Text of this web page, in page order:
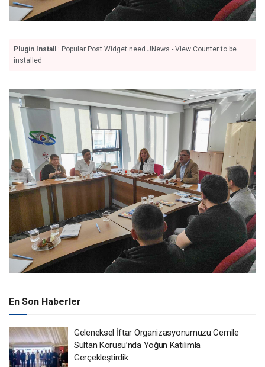
Plugin Install
: Popular Post Widget need JNews - View Counter to be
installed
En Son Haberler
Geleneksel İftar Organizasyonumuzu Cemile
Sultan Korusu’nda Yoğun Katılımla
Gerçekleştirdik